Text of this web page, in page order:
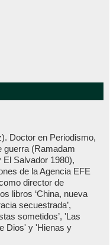
Doctor en Periodismo,
guerra (Ramadam
El Salvador 1980),
de la Agencia EFE
director de
libros ‘China, nueva
secuestrada’,
sometidos’, 'Las
Dios' y 'Hienas y